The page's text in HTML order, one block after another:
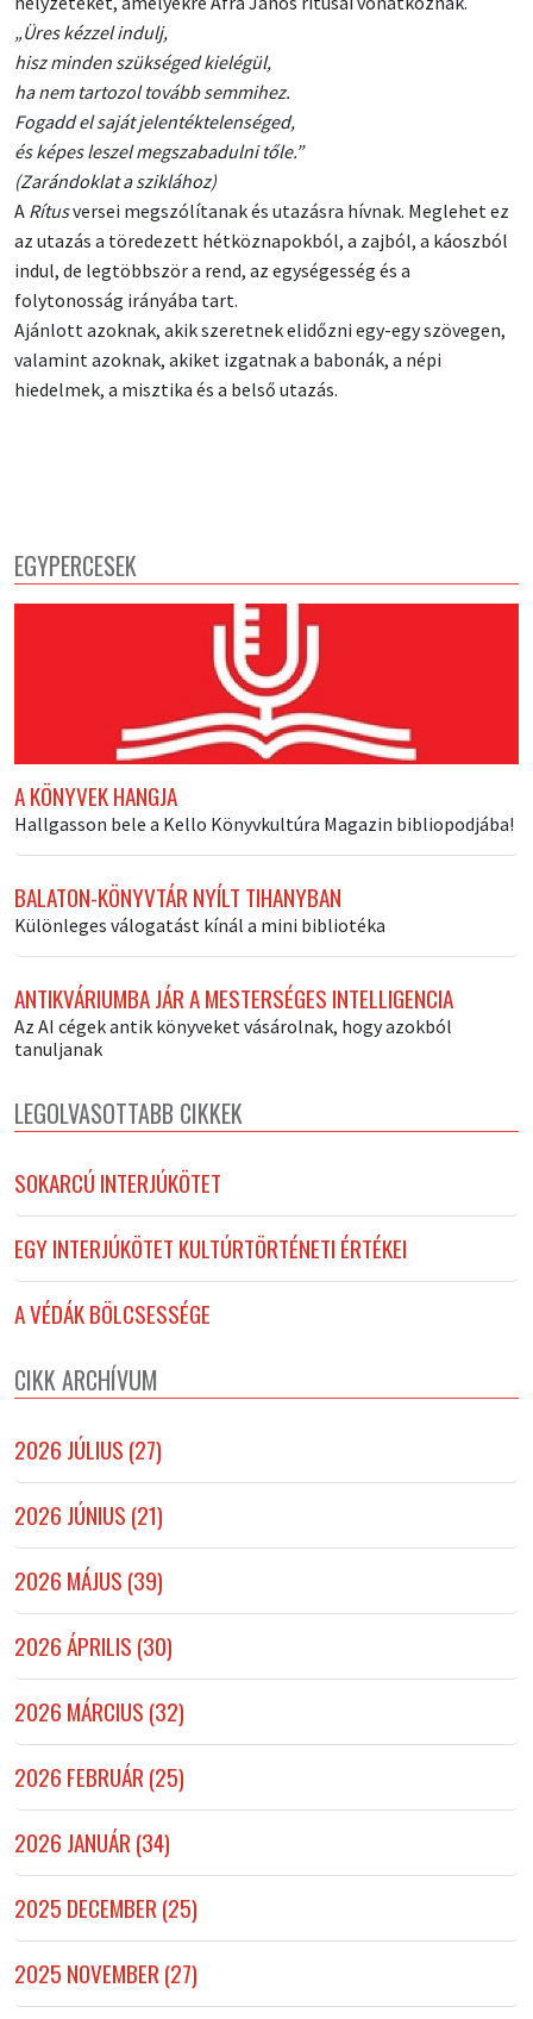
„Üres kézzel indulj,
hisz minden szükséged kielégül,
ha nem tartozol tovább semmihez.
Fogadd el saját jelentéktelenséged,
és képes leszel megszabadulni tőle.”
(Zarándoklat a sziklához)
A Rítusversei megszólítanak és utazásra hívnak. Meglehet ez
az utazás a töredezett hétköznapokból, a zajból, a káoszból
indul, de legtöbbször a rend, az egységesség és a
folytonosság irányába tart.
Ajánlott azoknak, akik szeretnek elidőzni egy-egy szövegen,
valamint azoknak, akiket izgatnak a babonák, a népi
hiedelmek, a misztika és a belső utazás.
EGYPERCESEK
A KÖNYVEK HANGJA
Hallgasson bele a Kello Könyvkultúra Magazin bibliopodjába!
BALATON-KÖNYVTÁR NYÍLT TIHANYBAN
Különleges válogatást kínál a mini bibliotéka
ANTIKVÁRIUMBA JÁR A MESTERSÉGES INTELLIGENCIA
Az AI cégek antik könyveket vásárolnak, hogy azokból
tanuljanak
LEGOLVASOTTABB CIKKEK
SOKARCÚ INTERJÚKÖTET
EGY INTERJÚKÖTET KULTÚRTÖRTÉNETI ÉRTÉKEI
A VÉDÁK BÖLCSESSÉGE
CIKK ARCHÍVUM
2026 JÚLIUS (27)
2026 JÚNIUS (21)
2026 MÁJUS (39)
2026 ÁPRILIS (30)
2026 MÁRCIUS (32)
2026 FEBRUÁR (25)
2026 JANUÁR (34)
2025 DECEMBER (25)
2025 NOVEMBER (27)